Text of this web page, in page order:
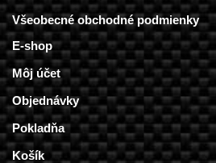
Všeobecné obchodné podmienky
E-shop
Môj účet
Objednávky
Pokladňa
Košík